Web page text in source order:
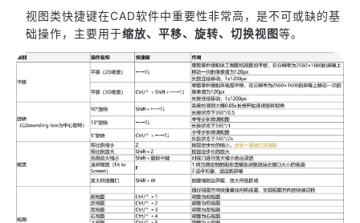
视图类快捷键在CAD软件中重要性非常高，是不可或缺的基
础操作，主要用于缩放、平移、旋转、切换视图等。